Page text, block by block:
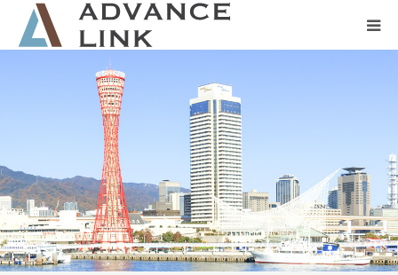
会社概要
ネット保険
事業保険